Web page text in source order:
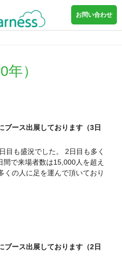
お問い合わせ
）
ース出展しております（3日
目も盛況でした。 2日目も多く
で来場者数は15,000人を超え
くの人に足を運んで頂いており
ース出展しております（2日